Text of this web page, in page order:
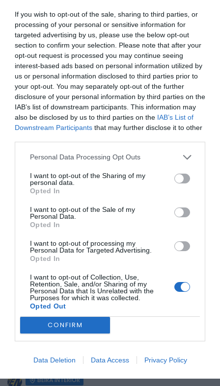
If you wish to opt-out of the sale, sharing to third parties, or
processing of your personal or sensitive information for
targeted advertising by us, please use the below opt-out
section to confirm your selection. Please note that after your
opt-out request is processed you may continue seeing
interest-based ads based on personal information utilized by
us or personal information disclosed to third parties prior to
your opt-out. You may separately opt-out of the further
disclosure of your personal information by third parties on the
IAB’s list of downstream participants. This information may
also be disclosed by us to third parties on the IAB’s List of
Downstream Participants that may further disclose it to other
Personal Data Processing Opt Outs
I want to opt-out of the Sharing of my
personal data.
Opted In
I want to opt-out of the Sale of my
Personal Data.
Opted In
I want to opt-out of processing my
Personal Data for Targeted Advertising.
Opted In
I want to opt-out of Collection, Use,
Retention, Sale, and/or Sharing of my
Personal Data that Is Unrelated with the
Purposes for which it was collected.
Opted Out
CONFIRM
Data Deletion Data Access Privacy Policy
A localidade daSoalheiraestá temporariamente sem
abastecimento de água devido a umarotura na conduta
adutora ao PE Reservatório da zona. A informação foi
avançada pela EPAL – Grupo Águas de Portugal, que se
encontra já no terreno a realizar os trabalhos de reparação.
Segundo a nota divulgada,prevê-se que a situação
esteja resolvida até ao final da tarde desta terça-feira
altura em que o fornecimento de água deverá ser
restabelecido.
As autoridades apelam à compreensão da população e
agradecem a colaboração durante o período de
interrupção.
ÚLTIMA HORA:
BEIRA INTERIOR
Museu do Queijo de Peraboa vai integrar rede de
Clubes UNESCO
BEIRA INTERIOR
Câmara do Sabugal aprova apoios sociais, obras
e incentivos à recuperação do...
Campanha de vacinação antirrábica decorre no
concelho de Penamacor
BEIRA INTERIOR